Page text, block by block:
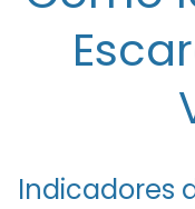
Indicadores